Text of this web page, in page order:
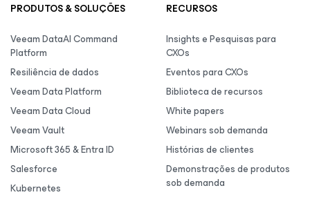
PRODUTOS & SOLUÇÕES
Veeam DataAI Command
Platform
Resiliência de dados
Veeam Data Platform
Veeam Data Cloud
Veeam Vault
Microsoft 365 & Entra ID
Salesforce
Kubernetes
RECURSOS
Insights e Pesquisas para
CXOs
Eventos para CXOs
Biblioteca de recursos
White papers
Webinars sob demanda
Histórias de clientes
Demonstrações de produtos
sob demanda